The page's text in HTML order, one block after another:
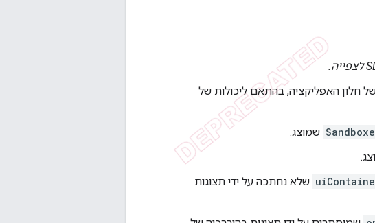
חלון האפליקציה, בהתאם ליכולות של
שמוצג.
שלא נחתכה על ידי תצוגות